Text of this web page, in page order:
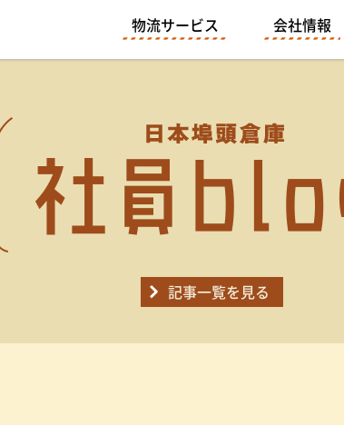
物流サービス 会社情報
記事一覧を見る